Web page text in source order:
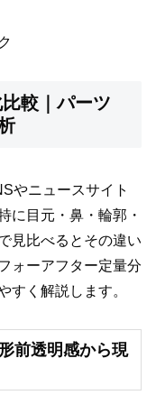
較｜パーツ
やニュースサイト
に目元・鼻・輪郭・
見比べるとその違い
ォーアフター定量分
すく解説します。
前透明感から現